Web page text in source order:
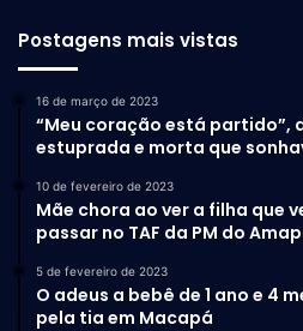
Postagens mais vistas
16 de março de 2023
“Meu coração está partido”,
estuprada e morta que
10 de fevereiro de 2023
Mãe chora ao ver a filha que
passar no TAF da PM do
5 de fevereiro de 2023
O adeus a bebê de 1 ano e 4
pela tia em Macapá